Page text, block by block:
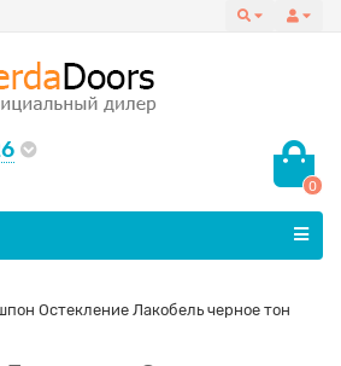
0
Остекление Лакобель черное тон